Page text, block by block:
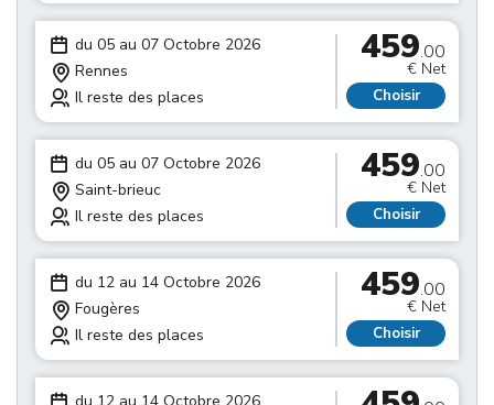
du 05 au 07 Octobre 2026
Rennes
Il reste des places
459.00
€ Net
Choisir
du 05 au 07 Octobre 2026
Saint-brieuc
Il reste des places
459.00
€ Net
Choisir
du 12 au 14 Octobre 2026
Fougères
Il reste des places
459.00
€ Net
Choisir